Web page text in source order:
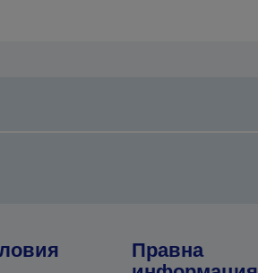
Правна